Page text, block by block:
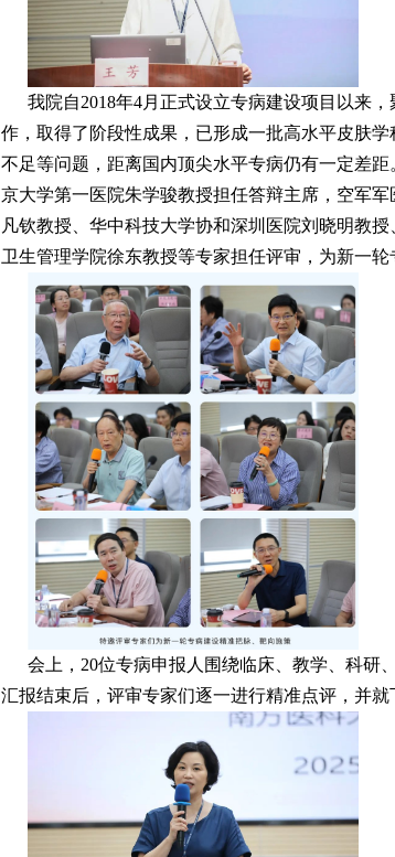
我院自2018年4月正式设立专病建设项目以来
作，取得了阶段性成果，已形成一批高水平皮肤
不足等问题，距离国内顶尖水平专病仍有一定差
京大学第一医院朱学骏教授担任答辩主席，空军
凡钦教授、华中科技大学协和深圳医院刘晓明教
卫生管理学院徐东教授等专家担任评审，为新一轮
会上，20位专病申报人围绕临床、教学、科研
汇报结束后，评审专家们逐一进行精准点评，并